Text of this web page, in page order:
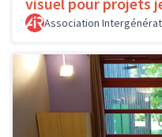
Association